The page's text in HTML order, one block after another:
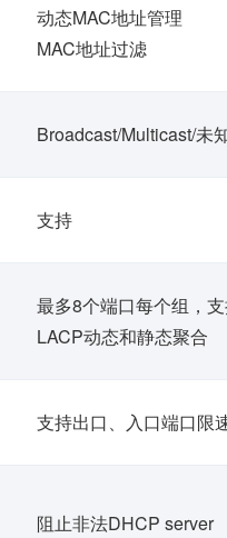
动态MAC地址管理
MAC地址过滤
Broadcast/Multicast/未
支持
最多8个端口每个组，
LACP动态和静态聚合
支持出口、入口端口限
阻止非法DHCP server